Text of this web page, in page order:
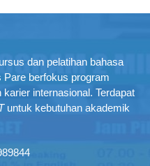
dan pelatihan bahasa
Pare berfokus program
internasional. Terdapat
untuk kebutuhan akademik